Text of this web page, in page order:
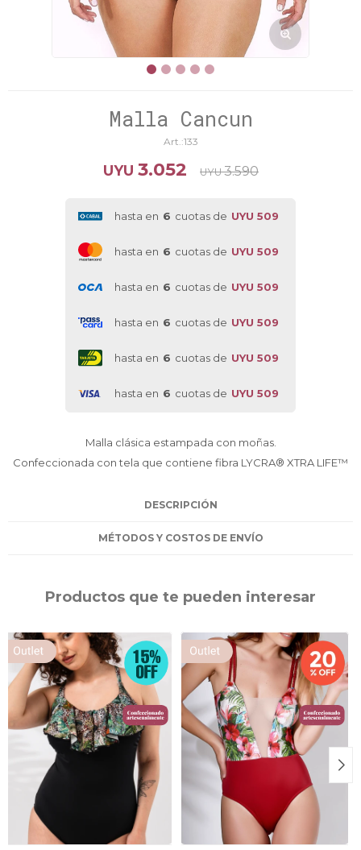
Malla Cancun
133
UYU 3.052 UYU 3.590
hasta en 6 cuotas de UYU 509
hasta en 6 cuotas de UYU 509
hasta en 6 cuotas de UYU 509
hasta en 6 cuotas de UYU 509
hasta en 6 cuotas de UYU 509
hasta en 6 cuotas de UYU 509
Malla clásica estampada con moñas.
Confeccionada con tela que contiene fibra LYCRA® XTRA LIFE™
DESCRIPCIÓN
MÉTODOS Y COSTOS DE ENVÍO
Productos que te pueden interesar